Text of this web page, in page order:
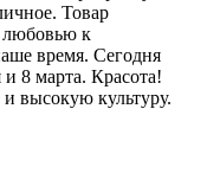
Товар
любовью к
время. Сегодня
8 марта. Красота!
высокую культуру.